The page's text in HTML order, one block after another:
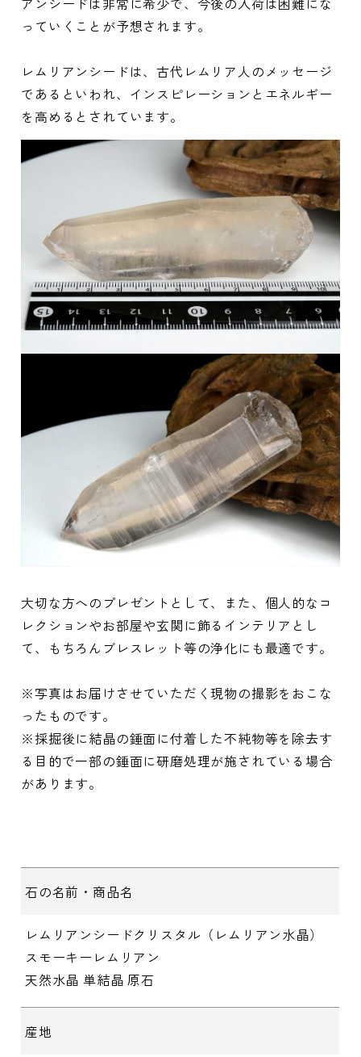
っていくことが予想されます。
レムリアンシードは、古代レムリア人のメッセージ
であるといわれ、インスピレーションとエネルギー
を高めるとされています。
大切な方へのプレゼントとして、また、個人的なコ
レクションやお部屋や玄関に飾るインテリアとし
て、もちろんブレスレット等の浄化にも最適です。
※写真はお届けさせていただく現物の撮影をおこな
ったものです。
※採掘後に結晶の錘面に付着した不純物等を除去す
る目的で一部の錘面に研磨処理が施されている場合
があります。
石の名前・商品名
レムリアンシードクリスタル（レムリアン水晶）
スモーキーレムリアン
天然水晶 単結晶 原石
産地